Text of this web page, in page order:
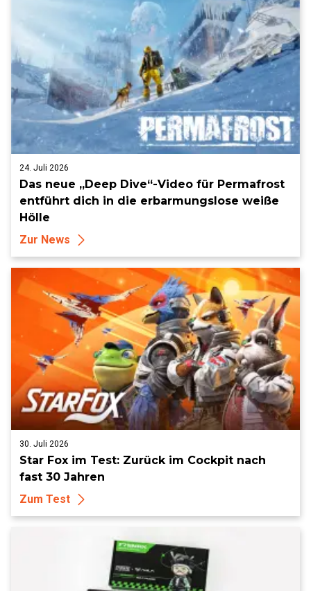
24. Juli 2026
Das neue „Deep Dive“-Video für Permafrost
entführt dich in die erbarmungslose weiße
Hölle
Zur News
30. Juli 2026
Star Fox im Test: Zurück im Cockpit nach
fast 30 Jahren
Zum Test